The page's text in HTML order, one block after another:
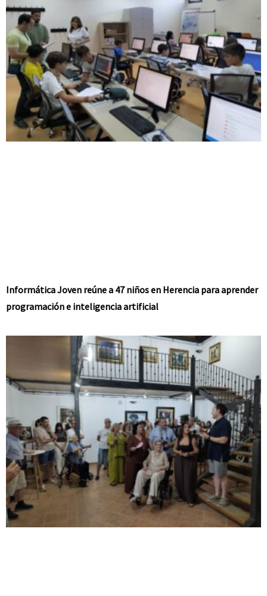
Informática Joven reúne a 47 niños en Herencia para aprender
programación e inteligencia artificial